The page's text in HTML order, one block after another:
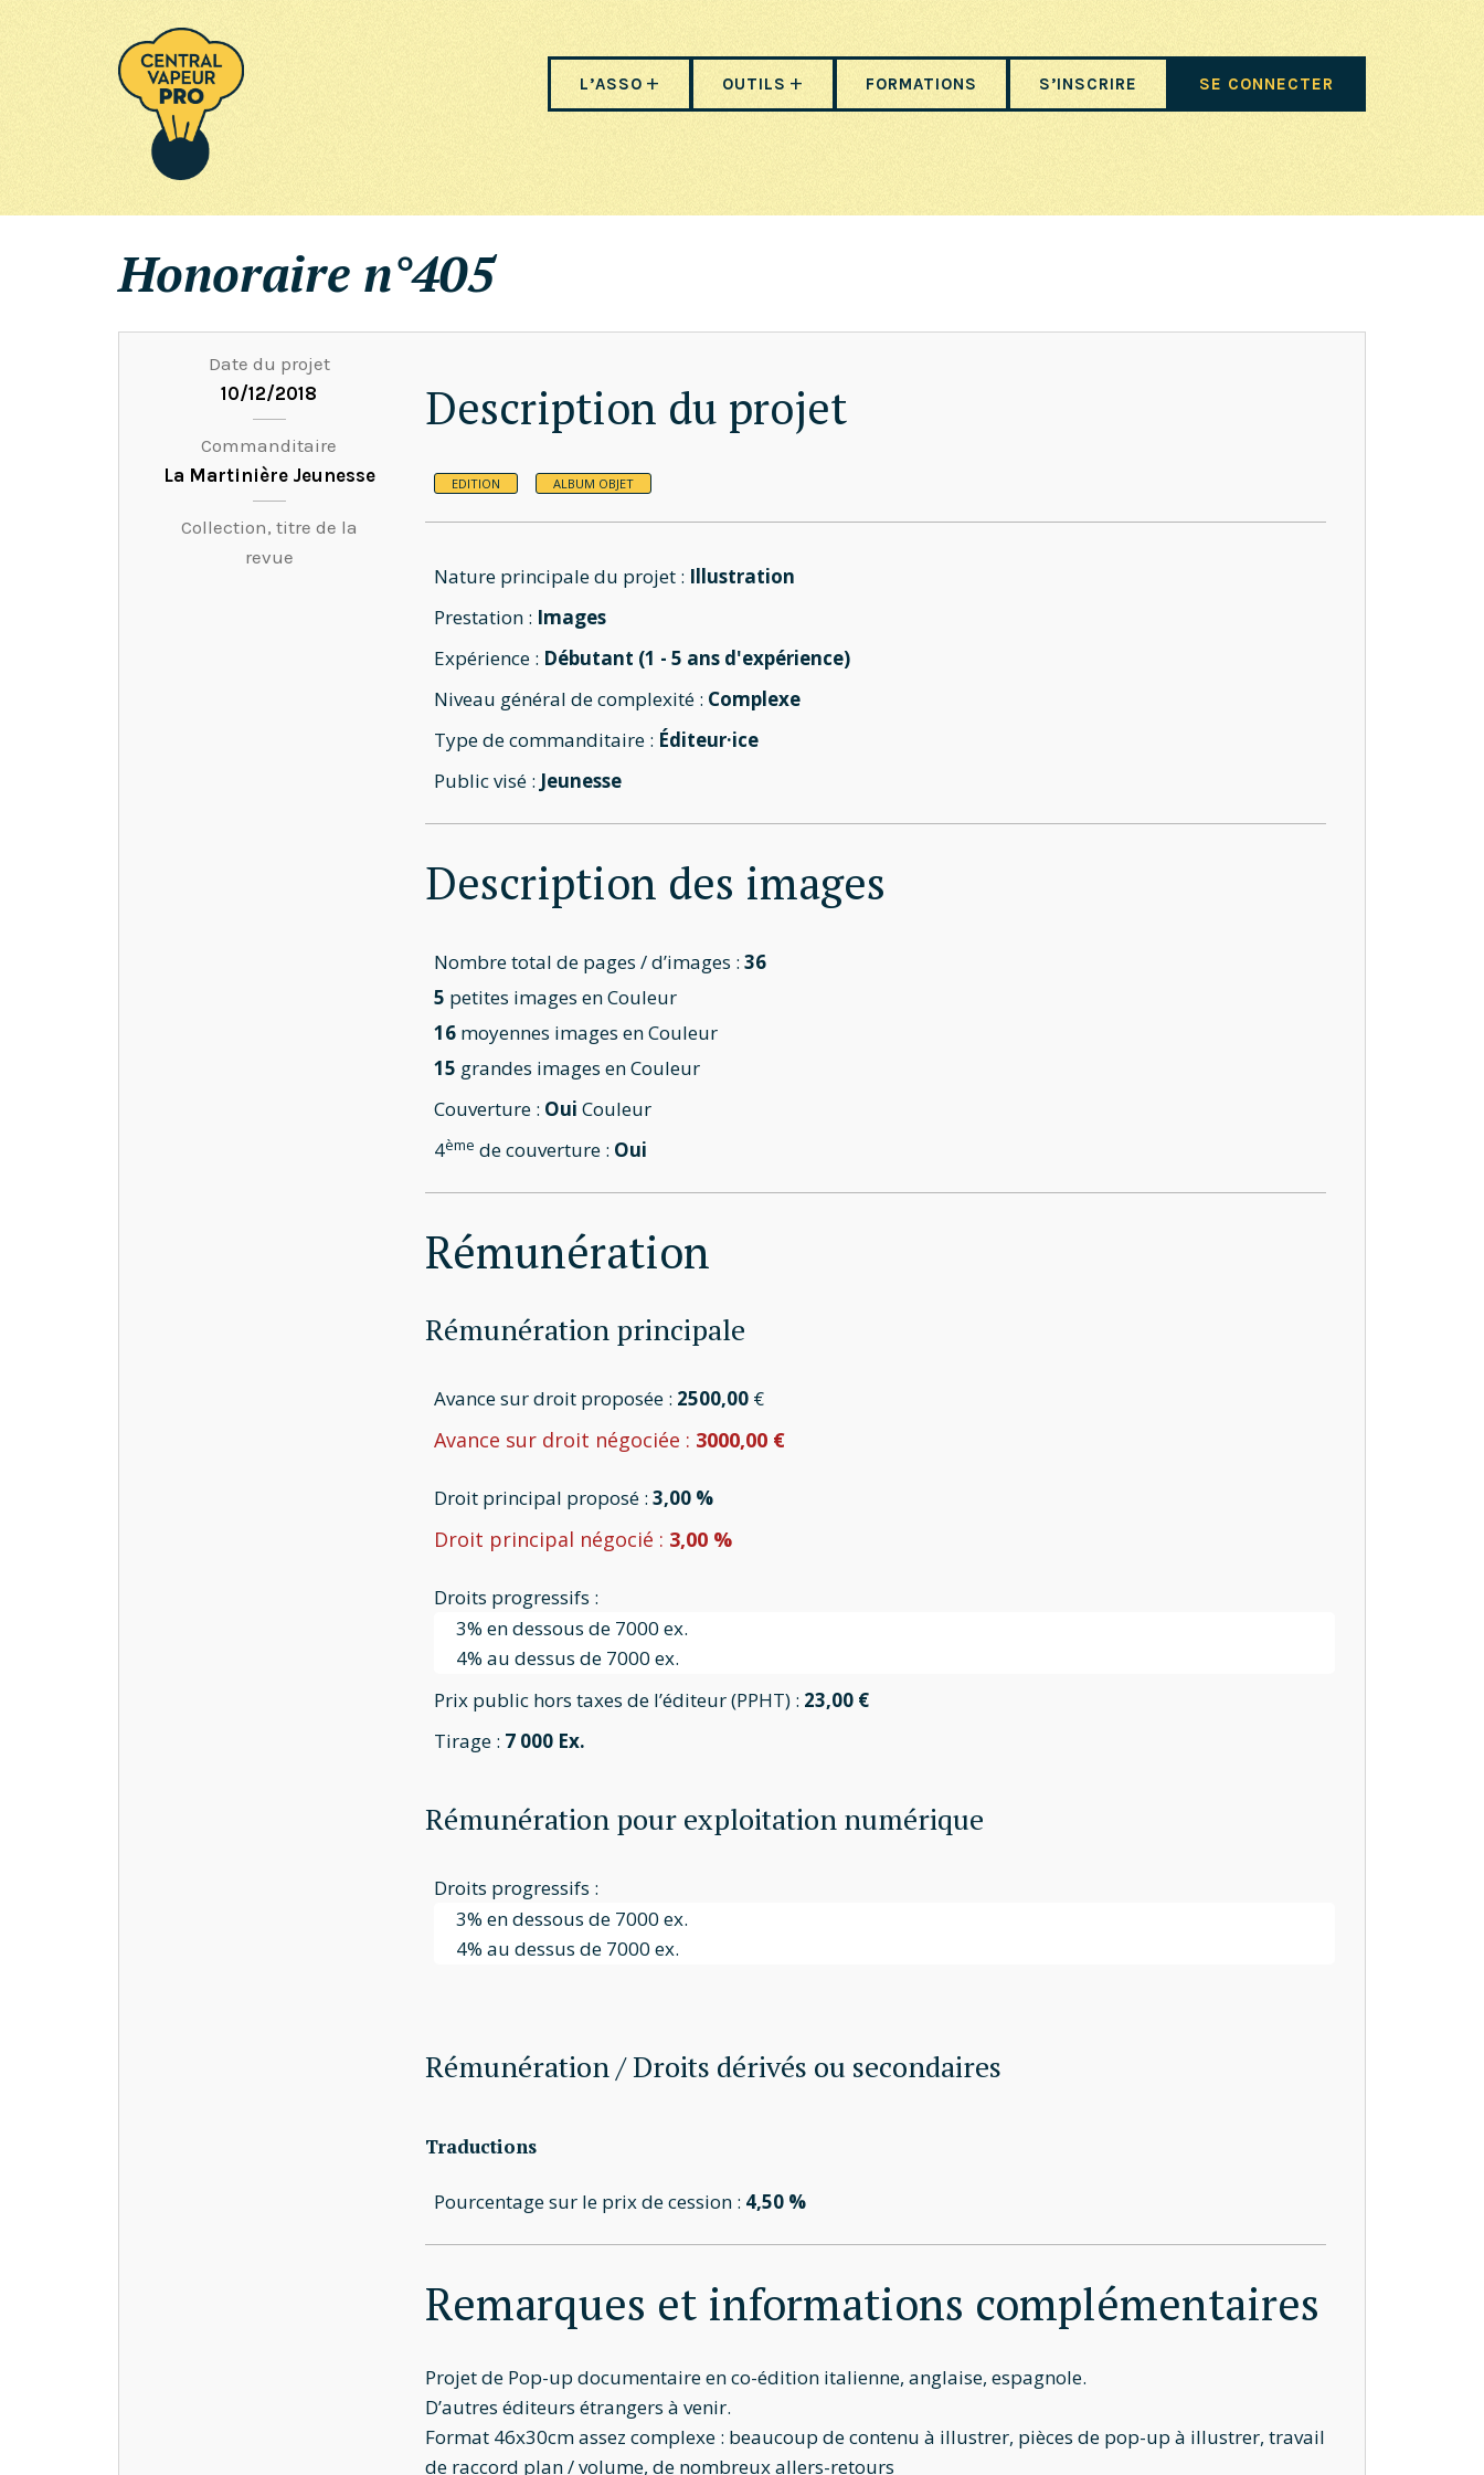
L’ASSO OUTILS FORMATIONS S’INSCRIRE SE CONNECTER
Honoraire n°405
Date du projet
10/12/2018
Commanditaire
La Martinière Jeunesse
Collection, titre de la
revue
Description du projet
EDITION ALBUM OBJET
Nature principale du projet : Illustration
Prestation : Images
Expérience : Débutant (1 - 5 ans d'expérience)
Niveau général de complexité : Complexe
Type de commanditaire : Éditeur·ice
Public visé : Jeunesse
Description des images
Nombre total de pages / d’images : 36
5 petites images en Couleur
16moyennes images en Couleur
15 grandes images en Couleur
Couverture : Oui Couleur
4ème de couverture : Oui
Rémunération
Rémunération principale
Avance sur droit proposée : 2500,00 €
Avance sur droit négociée : 3000,00 €
Droit principal proposé : 3,00 %
Droit principal négocié : 3,00 %
Droits progressifs :
3% en dessous de 7000 ex.
4% au dessus de 7000 ex.
Prix public hors taxes de l’éditeur (PPHT) : 23,00 €
Tirage : 7 000 Ex.
Rémunération pour exploitation numérique
Droits progressifs :
3% en dessous de 7000 ex.
4% au dessus de 7000 ex.
Rémunération / Droits dérivés ou secondaires
Traductions
Pourcentage sur le prix de cession : 4,50 %
Remarques et informations complémentaires
Projet de Pop-up documentaire en co-édition italienne, anglaise, espagnole.
D’autres éditeurs étrangers à venir.
Format 46x30cm assez complexe : beaucoup de contenu à illustrer, pièces de pop-up à illustrer, travail
de raccord plan / volume, de nombreux allers-retours